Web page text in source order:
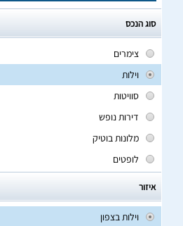
סוג הנכס
צימרים
וילות
סוויטות
דירות נופש
מלונות בוטיק
לופטים
איזור
וילות בצפון